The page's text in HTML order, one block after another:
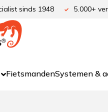
sinds 1948 5.000+
FietsmandenSystemen &